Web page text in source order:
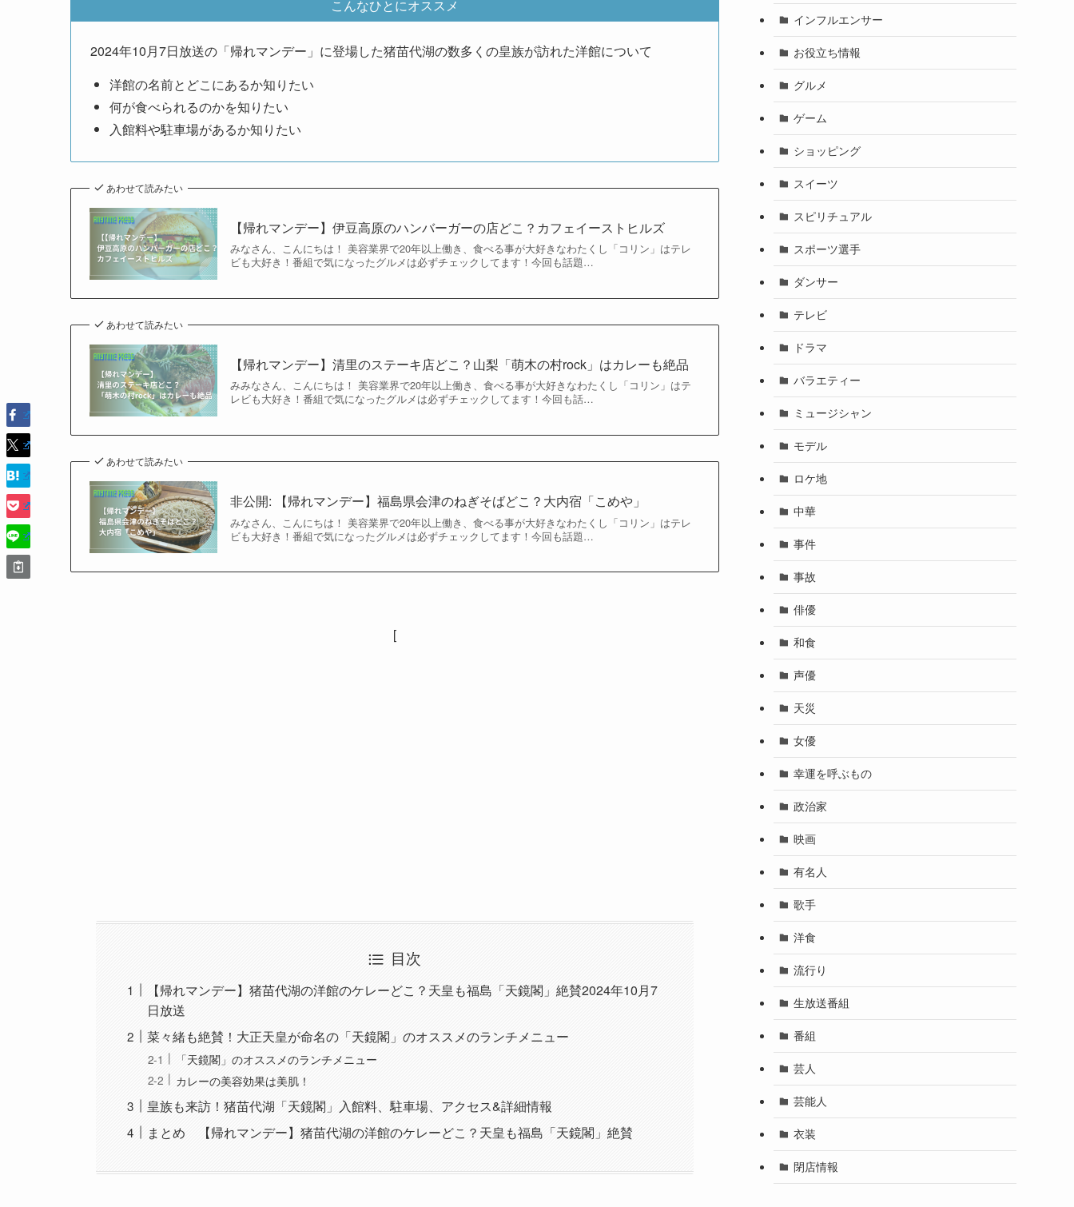
こんなひとにオススメ
2024年10月7日放送の「帰れマンデー」に登場した猪苗代湖の数多くの皇族が訪れた洋館について
洋館の名前とどこにあるか知りたい
何が食べられるのかを知りたい
入館料や駐車場があるか知りたい
あわせて読みたい
【帰れマンデー】伊豆高原のハンバーガーの店どこ？カフェイーストヒルズ
みなさん、こんにちは！ 美容業界で20年以上働き、食べる事が大好きなわたくし「コリン」はテレ
ビも大好き！番組で気になったグルメは必ずチェックしてます！今回も話題…
あわせて読みたい
【帰れマンデー】清里のステーキ店どこ？山梨「萌木の村rock」はカレーも絶品
みみなさん、こんにちは！ 美容業界で20年以上働き、食べる事が大好きなわたくし「コリン」はテ
レビも大好き！番組で気になったグルメは必ずチェックしてます！今回も話…
あわせて読みたい
非公開: 【帰れマンデー】福島県会津のねぎそばどこ？大内宿「こめや」
みなさん、こんにちは！ 美容業界で20年以上働き、食べる事が大好きなわたくし「コリン」はテレ
ビも大好き！番組で気になったグルメは必ずチェックしてます！今回も話題…
[
目次
【帰れマンデー】猪苗代湖の洋館のケレーどこ？天皇も福島「天鏡閣」絶賛2024年10月7
日放送
菜々緒も絶賛！大正天皇が命名の「天鏡閣」のオススメのランチメニュー
「天鏡閣」のオススメのランチメニュー
カレーの美容効果は美肌！
皇族も来訪！猪苗代湖「天鏡閣」入館料、駐車場、アクセス&詳細情報
まとめ 【帰れマンデー】猪苗代湖の洋館のケレーどこ？天皇も福島「天鏡閣」絶賛
インフルエンサー
お役立ち情報
グルメ
ゲーム
ショッピング
スイーツ
スピリチュアル
スポーツ選手
ダンサー
テレビ
ドラマ
バラエティー
ミュージシャン
モデル
ロケ地
中華
事件
事故
俳優
和食
声優
天災
女優
幸運を呼ぶもの
政治家
映画
有名人
歌手
洋食
流行り
生放送番組
番組
芸人
芸能人
衣装
閉店情報